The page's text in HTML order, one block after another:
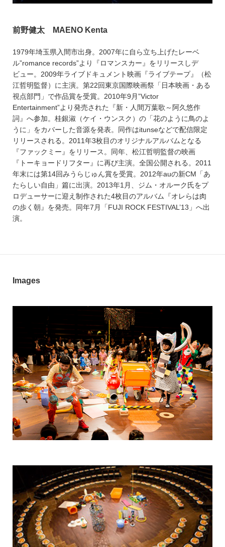
前野健太 MAENO Kenta
1979年埼玉県入間市出身。2007年に自ら立ち上げたレーベ
ル”romance records”より『ロマンスカー』をリリースしデ
ビュー。2009年ライブドキュメント映画『ライブテープ』（松
江哲明監督）に主演。第22回東京国際映画祭「日本映画・ある
視点部門」で作品賞を受賞。2010年9月”Victor
Entertainment”より発売された『新・人間万葉歌～阿久悠作
詞』へ参加。桂銀淑（ケイ・ウンスク）の「花のように鳥のよ
うに」をカバーした音源を発表。同作はitunseなどで配信限定
リリースされる。2011年3枚目のオリジナルアルバムとなる
『ファックミー』をリリース。同年、松江哲明監督の映画
『トーキョードリフター』に再び主演。全国公開される。2011
年末には第14回みうらじゅん賞を受賞。2012年auの新CM「あ
たらしい自由」篇に出演。2013年1月、ジム・オルーク氏をプ
ロデューサーに迎え制作された4枚目のアルバム『オレらは肉
の歩く朝』を発売。同年7月「FUJI ROCK FESTIVAL’13」へ出
演。
Images